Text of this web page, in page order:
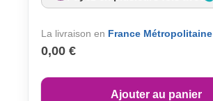
La livraison en France Métropolitaine
0,00 €
Ajouter au panier